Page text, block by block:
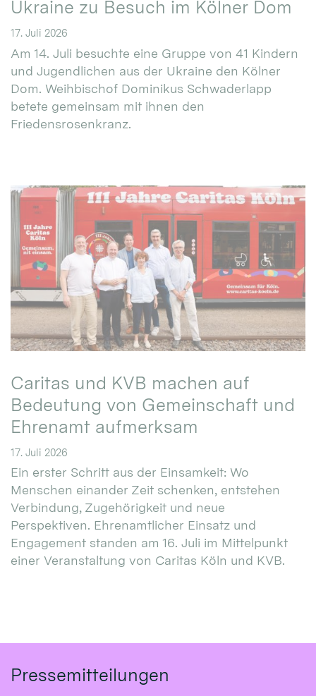
Ukraine zu Besuch im Kölner Dom
17. Juli 2026
Am 14. Juli besuchte eine Gruppe von 41 Kindern
und Jugendlichen aus der Ukraine den Kölner
Dom. Weihbischof Dominikus Schwaderlapp
betete gemeinsam mit ihnen den
Friedensrosenkranz.
Caritas und KVB machen auf
Bedeutung von Gemeinschaft und
Ehrenamt aufmerksam
17. Juli 2026
Ein erster Schritt aus der Einsamkeit: Wo
Menschen einander Zeit schenken, entstehen
Verbindung, Zugehörigkeit und neue
Perspektiven. Ehrenamtlicher Einsatz und
Engagement standen am 16. Juli im Mittelpunkt
einer Veranstaltung von Caritas Köln und KVB.
Pressemitteilungen